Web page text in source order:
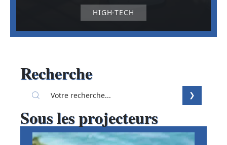
HIGH-TECH
Recherche
Sous les projecteurs